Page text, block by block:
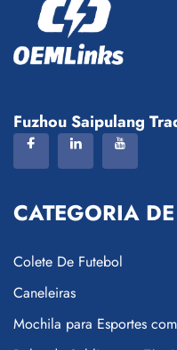
Fuzhou Saipulang
CATEGORIA
Colete De Futebol
Caneleiras
Mochila para Esportes